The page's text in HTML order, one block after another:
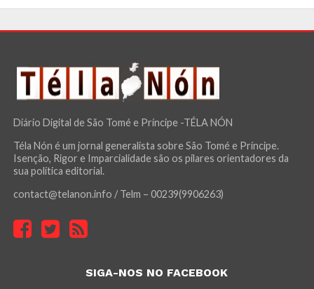
Diário Digital de São Tomé e Príncipe -TÉLA NÓN
Téla Nón é um jornal generalista sobre São Tomé e Príncipe.
Isenção, Rigor e Imparcialidade são os pilares orientadores da
sua política editorial.
contact@telanon.info / Telm – 00239(9906263)
SIGA-NOS NO FACEBOOK